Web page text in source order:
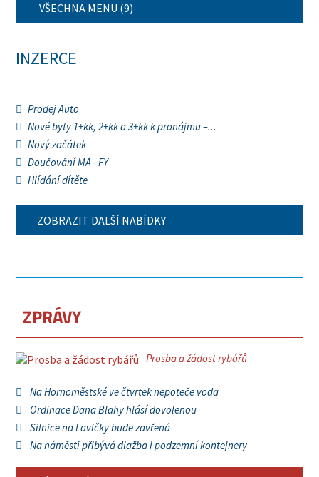
VŠECHNA MENU (9)
INZERCE
Prodej Auto
Nové byty 1+kk, 2+kk a 3+kk k pronájmu –...
Nový začátek
Doučování MA - FY
Hlídání dítěte
ZOBRAZIT DALŠÍ NABÍDKY
ZPRÁVY
Prosba a žádost rybářů
Na Hornoměstské ve čtvrtek nepoteče voda
Ordinace Dana Blahy hlásí dovolenou
Silnice na Lavičky bude zavřená
Na náměstí přibývá dlažba i podzemní kontejnery